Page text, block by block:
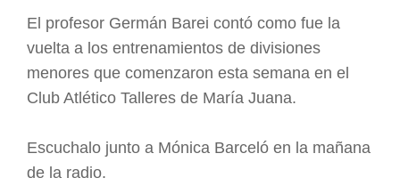
El profesor Germán Barei contó como fue la
vuelta a los entrenamientos de divisiones
menores que comenzaron esta semana en el
Club Atlético Talleres de María Juana.
Escuchalo junto a Mónica Barceló en la mañana
de la radio.